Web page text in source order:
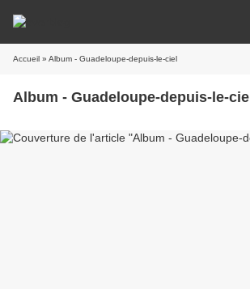
Accueil » Album - Guadeloupe-depuis-le-ciel
Album - Guadeloupe-depuis-le-ciel